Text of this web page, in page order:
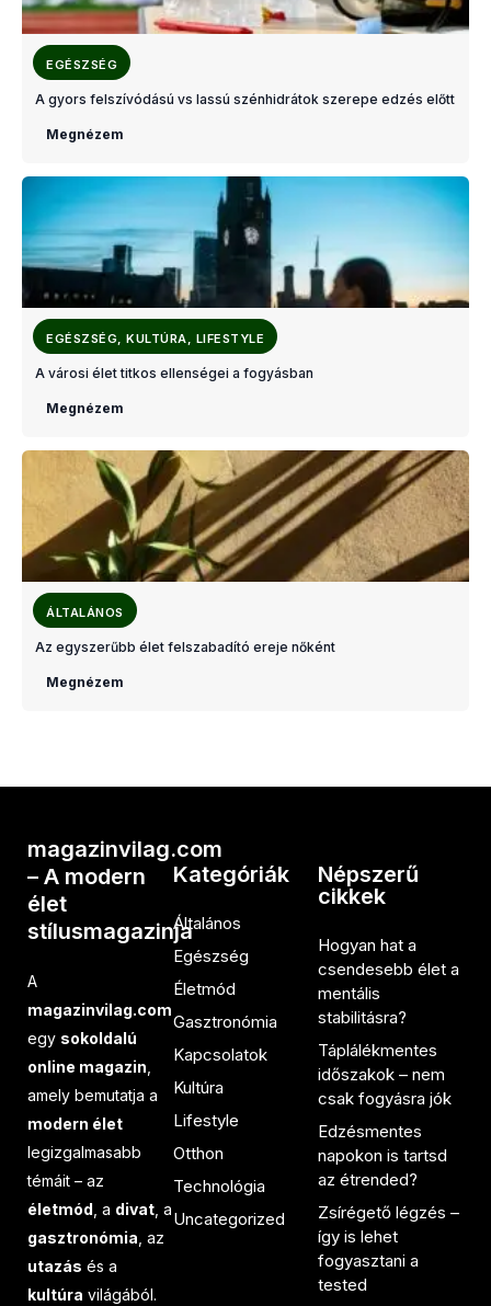
EGÉSZSÉG
A gyors felszívódású vs lassú szénhidrátok szerepe edzés előtt
Megnézem
EGÉSZSÉG, KULTÚRA, LIFESTYLE
A városi élet titkos ellenségei a fogyásban
Megnézem
ÁLTALÁNOS
Az egyszerűbb élet felszabadító ereje nőként
Megnézem
magazinvilag.com
– A modern
élet
stílusmagazinja
A
magazinvilag.com
egy sokoldalú
online magazin
amely bemutatja a
modern élet
legizgalmasabb
témáit – az
életmód , a divat , a
gasztronómia , az
utazás és a
kultúra világából.
Kategóriák
Általános
Egészség
Életmód
Gasztronómia
Kapcsolatok
Kultúra
Lifestyle
Otthon
Technológia
Uncategorized
Népszerű
cikkek
Hogyan hat a
csendesebb élet a
mentális
stabilitásra?
Táplálékmentes
időszakok – nem
csak fogyásra jók
Edzésmentes
napokon is tartsd
az étrended?
Zsírégető légzés –
így is lehet
fogyasztani a
tested